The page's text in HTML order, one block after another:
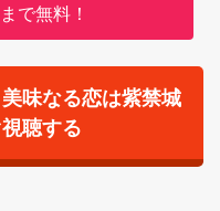
まで無料！
味なる恋は紫禁城
聴する